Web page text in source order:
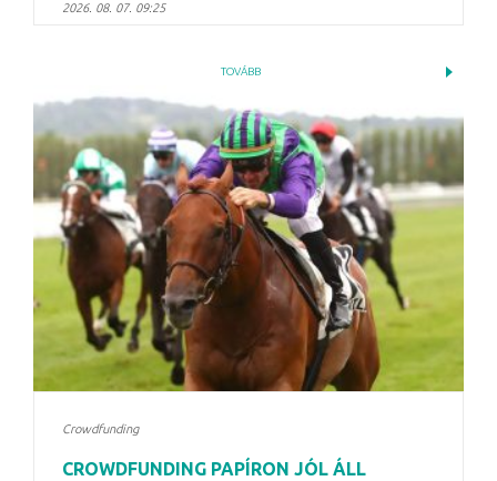
2026. 08. 07. 09:25
TOVÁBB
Crowdfunding
CROWDFUNDING PAPÍRON JÓL ÁLL